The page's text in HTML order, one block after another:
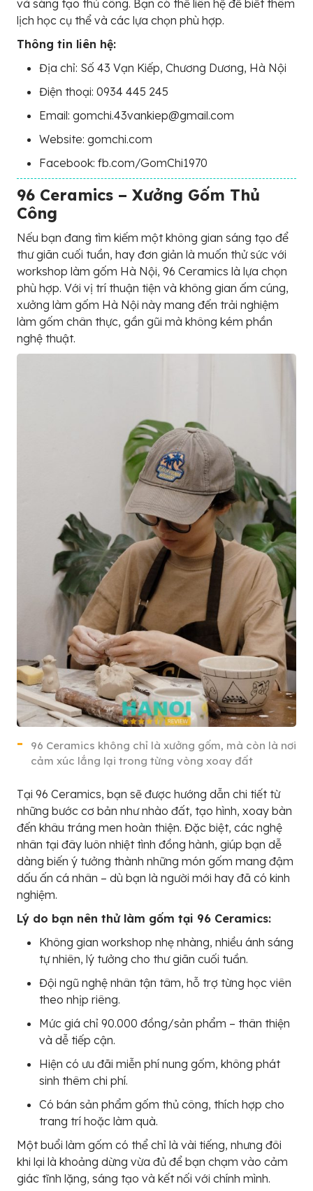
và sáng tạo thủ công. Bạn có thể liên hệ để biết thêm
lịch học cụ thể và các lựa chọn phù hợp.
Thông tin liên hệ:
Địa chỉ: Số 43 Vạn Kiếp, Chương Dương, Hà Nội
Điện thoại: 0934 445 245
Email: gomchi.43vankiep@gmail.com
Website: gomchi.com
Facebook: fb.com/GomChi1970
96 Ceramics – Xưởng Gốm Thủ
Công
Nếu bạn đang tìm kiếm một không gian sáng tạo để
thư giãn cuối tuần, hay đơn giản là muốn thử sức với
workshop làm gốm Hà Nội, 96 Ceramics là lựa chọn
phù hợp. Với vị trí thuận tiện và không gian ấm cúng,
xưởng làm gốm Hà Nội này mang đến trải nghiệm
làm gốm chân thực, gần gũi mà không kém phần
nghệ thuật.
96 Ceramics không chỉ là xưởng gốm, mà còn là nơi
cảm xúc lắng lại trong từng vòng xoay đất
Tại 96 Ceramics, bạn sẽ được hướng dẫn chi tiết từ
những bước cơ bản như nhào đất, tạo hình, xoay bàn
đến khâu tráng men hoàn thiện. Đặc biệt, các nghệ
nhân tại đây luôn nhiệt tình đồng hành, giúp bạn dễ
dàng biến ý tưởng thành những món gốm mang đậm
dấu ấn cá nhân – dù bạn là người mới hay đã có kinh
nghiệm.
Lý do bạn nên thử làm gốm tại 96 Ceramics:
Không gian workshop nhẹ nhàng, nhiều ánh sáng
tự nhiên, lý tưởng cho thư giãn cuối tuần.
Đội ngũ nghệ nhân tận tâm, hỗ trợ từng học viên
theo nhịp riêng.
Mức giá chỉ 90.000 đồng/sản phẩm – thân thiện
và dễ tiếp cận.
Hiện có ưu đãi miễn phí nung gốm, không phát
sinh thêm chi phí.
Có bán sản phẩm gốm thủ công, thích hợp cho
trang trí hoặc làm quà.
Một buổi làm gốm có thể chỉ là vài tiếng, nhưng đôi
khi lại là khoảng dừng vừa đủ để bạn chạm vào cảm
giác tĩnh lặng, sáng tạo và kết nối với chính mình.